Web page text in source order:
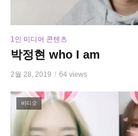
1인 미디어 콘텐츠
박정현 who I am
2월 28, 2019 64 views
비디오